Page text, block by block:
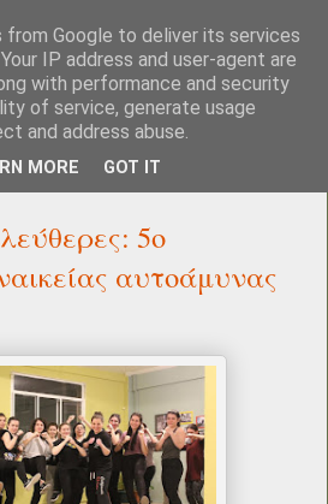
5o
αυτοάμυνας
from Google to deliver its services
IP address and user-agent are
with performance and security
of service, generate usage
and address abuse.
MORE GOT IT